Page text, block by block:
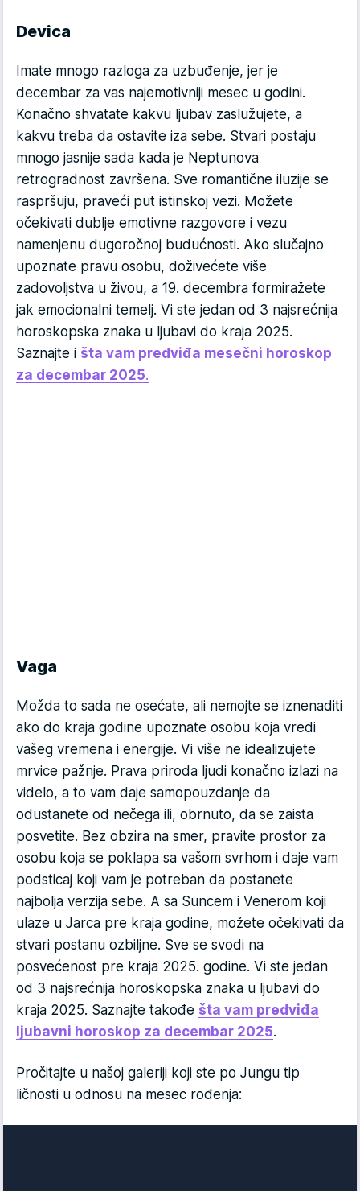
Devica
Imate mnogo razloga za uzbuđenje, jer je
decembar za vas najemotivniji mesec u godini.
Konačno shvatate kakvu ljubav zaslužujete, a
kakvu treba da ostavite iza sebe. Stvari postaju
mnogo jasnije sada kada je Neptunova
retrogradnost završena. Sve romantične iluzije se
raspršuju, praveći put istinskoj vezi. Možete
očekivati dublje emotivne razgovore i vezu
namenjenu dugoročnoj budućnosti. Ako slučajno
upoznate pravu osobu, doživećete više
zadovoljstva u živou, a 19. decembra formiražete
jak emocionalni temelj. Vi ste jedan od 3 najsrećnija
horoskopska znaka u ljubavi do kraja 2025.
Saznajte i šta vam predviđa mesečni horoskop
za decembar 2025.
Vaga
Možda to sada ne osećate, ali nemojte se iznenaditi
ako do kraja godine upoznate osobu koja vredi
vašeg vremena i energije. Vi više ne idealizujete
mrvice pažnje. Prava priroda ljudi konačno izlazi na
videlo, a to vam daje samopouzdanje da
odustanete od nečega ili, obrnuto, da se zaista
posvetite. Bez obzira na smer, pravite prostor za
osobu koja se poklapa sa vašom svrhom i daje vam
podsticaj koji vam je potreban da postanete
najbolja verzija sebe. A sa Suncem i Venerom koji
ulaze u Jarca pre kraja godine, možete očekivati da
stvari postanu ozbiljne. Sve se svodi na
posvećenost pre kraja 2025. godine. Vi ste jedan
od 3 najsrećnija horoskopska znaka u ljubavi do
kraja 2025. Saznajte takođe šta vam predviđa
ljubavni horoskop za decembar 2025.
Pročitajte u našoj galeriji koji ste po Jungu tip
ličnosti u odnosu na mesec rođenja: